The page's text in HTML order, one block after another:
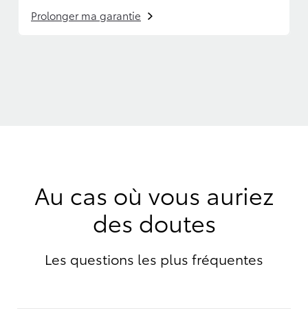
Prolonger ma garantie
Au cas où vous auriez
des doutes
Les questions les plus fréquentes